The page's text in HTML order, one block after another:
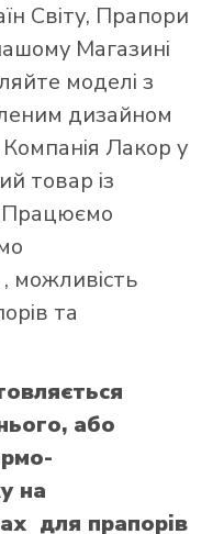
Світу, Прапори
Магазині
моделі з
дизайном
Лакор у
товар із
Працюємо
, можливість
та
або
на
для прапорів